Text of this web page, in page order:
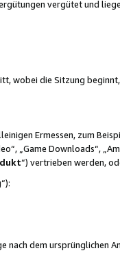
vergütet und
wobei die Sitzung
Ermessen, zum
„Game Downloads“,
“) vertrieben werden,
dem ursprünglichen